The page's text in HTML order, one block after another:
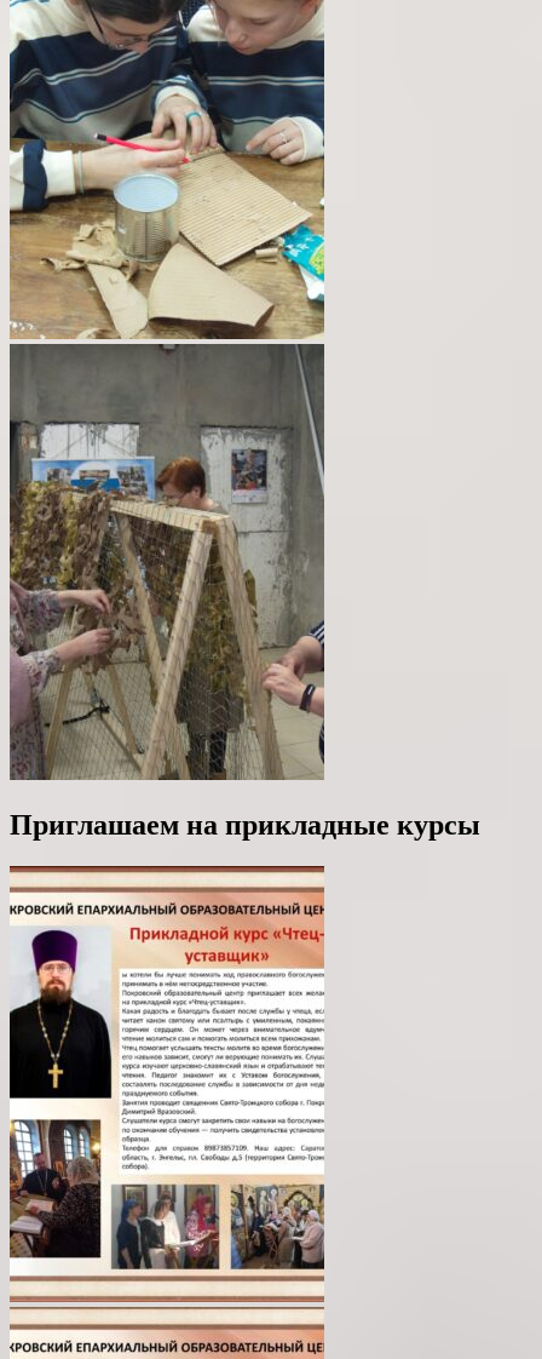
Приглашаем на прикладные курсы